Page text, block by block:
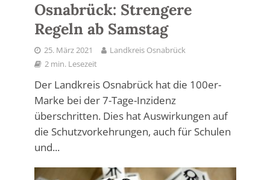
Osnabrück: Strengere
Regeln ab Samstag
25. März 2021
Landkreis Osnabrück
2 min. Lesezeit
Der Landkreis Osnabrück hat die 100er-
Marke bei der 7-Tage-Inzidenz
überschritten. Dies hat Auswirkungen auf
die Schutzvorkehrungen, auch für Schulen
und...